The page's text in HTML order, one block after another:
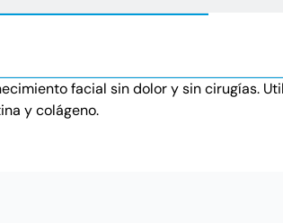
facial sin dolor y sin cirugías.
y colágeno.